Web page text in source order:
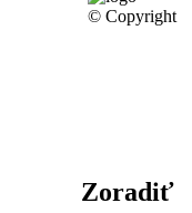
Zoradiť
© Copyright